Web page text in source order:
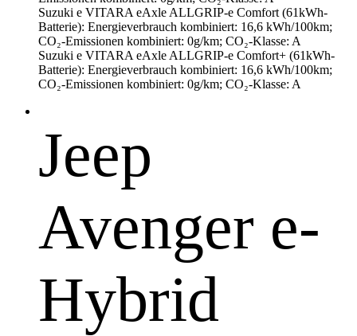
Suzuki e VITARA eAxle ALLGRIP-e Comfort (61kWh-
Batterie): Energieverbrauch kombiniert: 16,6 kWh/100km;
CO₂-Emissionen kombiniert: 0g/km; CO₂-Klasse: A
Suzuki e VITARA eAxle ALLGRIP-e Comfort+ (61kWh-
Batterie): Energieverbrauch kombiniert: 16,6 kWh/100km;
CO₂-Emissionen kombiniert: 0g/km; CO₂-Klasse: A
Jeep
Avenger e-
Hybrid